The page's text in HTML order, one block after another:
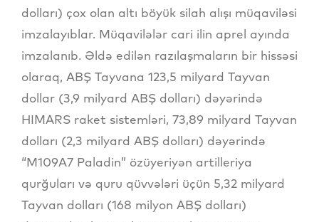
dolları) çox olan altı böyük silah alışı müqaviləsi
imzalayıblar. Müqavilələr cari ilin aprel ayında
imzalanıb. Əldə edilən razılaşmaların bir hissəsi
olaraq, ABŞ Tayvana 123,5 milyard Tayvan
dollar (3,9 milyard ABŞ dolları) dəyərində
HIMARS raket sistemləri, 73,89 milyard Tayvan
dolları (2,3 milyard ABŞ dolları) dəyərində
“M109A7 Paladin” özüyeriyən artilleriya
qurğuları və quru qüvvələri üçün 5,32 milyard
Tayvan dolları (168 milyon ABŞ dolları)